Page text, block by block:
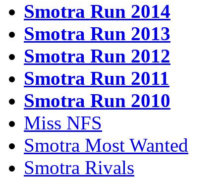
Smotra Run 2014
Smotra Run 2013
Smotra Run 2012
Smotra Run 2011
Smotra Run 2010
Miss NFS
Smotra Most Wanted
Smotra Rivals